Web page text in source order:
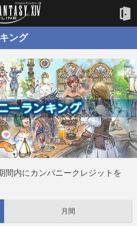
ング
間内にカンパニークレジットを
月間